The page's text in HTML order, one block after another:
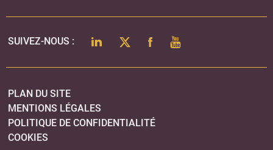
SUIVEZ-NOUS : LINKEDINTWITTERFACEBOOK
YOUTUBE
PLAN DU SITE
MENTIONS LÉGALES
POLITIQUE DE CONFIDENTIALITÉ
COOKIES